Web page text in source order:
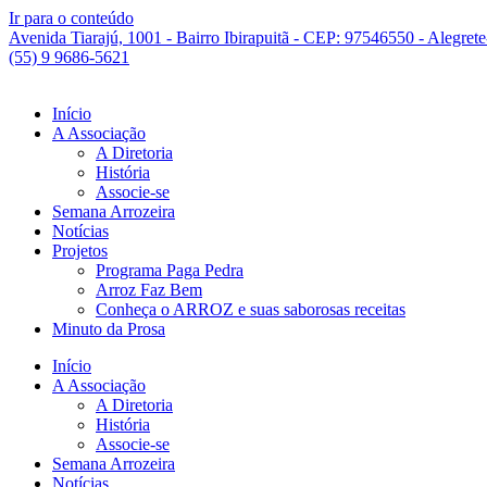
Ir para o conteúdo
Avenida Tiarajú, 1001 - Bairro Ibirapuitã - CEP: 97546550 -
(55) 9 9686-5621
Início
A Associação
A Diretoria
História
Associe-se
Semana Arrozeira
Notícias
Projetos
Programa Paga Pedra
Arroz Faz Bem
Conheça o ARROZ e suas saborosas receitas
Minuto da Prosa
Início
A Associação
A Diretoria
História
Associe-se
Semana Arrozeira
Notícias